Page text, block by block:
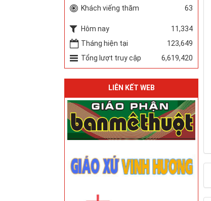
Khách viếng thăm
63
Hôm nay
11,334
Tháng hiện tại
123,649
Tổng lượt truy cập
6,619,420
LIÊN KẾT WEB